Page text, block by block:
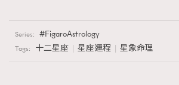
Series: FigaroAstrology
Tags: 十二星座 星座運程 星象命理